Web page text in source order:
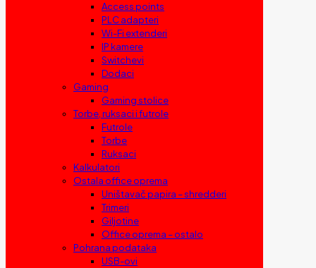
Access points
PLC adapteri
Wi-Fi extenderi
IP kamere
Switchevi
Dodaci
Gaming
Gaming stolice
Torbe, ruksaci i futrole
Futrole
Torbe
Ruksaci
Kalkulatori
Ostala office oprema
Uništavač papira – shredderi
Trimeri
Giljotine
Office oprema – ostalo
Pohrana podataka
USB-ovi